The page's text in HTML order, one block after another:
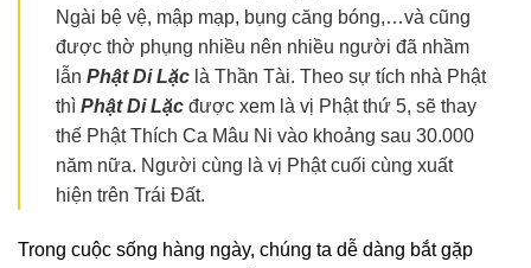
Ngài bệ vệ, mập mạp, bụng căng bóng,…và cũng
được thờ phụng nhiều nên nhiều người đã nhầm
lẫn Phật Di Lặc là Thần Tài. Theo sự tích nhà Phật
thì Phật Di Lặc được xem là vị Phật thứ 5, sẽ thay
thế Phật Thích Ca Mâu Ni vào khoảng sau 30.000
năm nữa. Người cùng là vị Phật cuối cùng xuất
hiện trên Trái Đất.
Trong cuộc sống hàng ngày, chúng ta dễ dàng bắt gặp